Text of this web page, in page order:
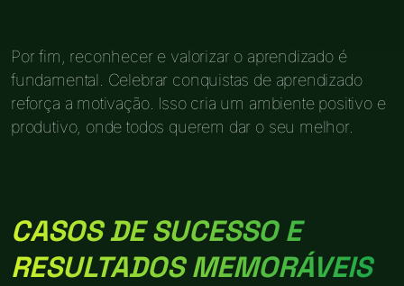
Por fim, reconhecer e valorizar o aprendizado é
fundamental. Celebrar conquistas de aprendizado
reforça a motivação. Isso cria um ambiente positivo e
produtivo, onde todos querem dar o seu melhor.
CASOS DE SUCESSO E
RESULTADOS MEMORÁVEIS